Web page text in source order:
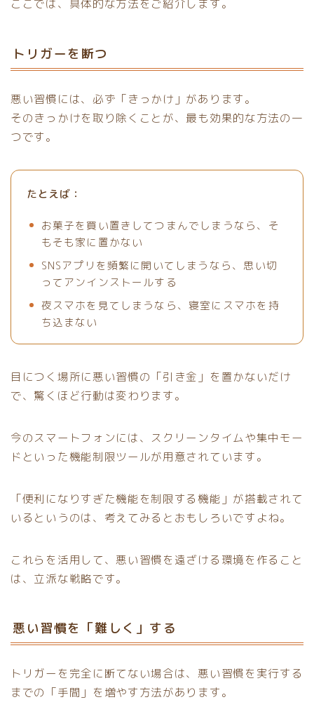
ここでは、具体的な方法をご紹介します。
トリガーを断つ
悪い習慣には、必ず「きっかけ」があります。
そのきっかけを取り除くことが、最も効果的な方法の一
つです。
たとえば：
お菓子を買い置きしてつまんでしまうなら、そ
もそも家に置かない
SNSアプリを頻繁に開いてしまうなら、思い切
ってアンインストールする
夜スマホを見てしまうなら、寝室にスマホを持
ち込まない
目につく場所に悪い習慣の「引き金」を置かないだけ
で、驚くほど行動は変わります。
今のスマートフォンには、スクリーンタイムや集中モー
ドといった機能制限ツールが用意されています。
「便利になりすぎた機能を制限する機能」が搭載されて
いるというのは、考えてみるとおもしろいですよね。
これらを活用して、悪い習慣を遠ざける環境を作ること
は、立派な戦略です。
悪い習慣を「難しく」する
トリガーを完全に断てない場合は、悪い習慣を実行する
までの「手間」を増やす方法があります。